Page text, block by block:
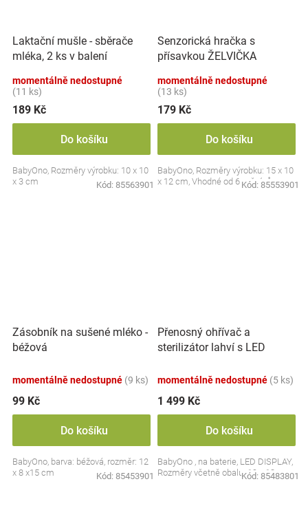
Laktační mušle - sběrače
mléka, 2 ks v balení
momentálně nedostupné
(11 ks)
189 Kč
Do košíku
BabyOno, Rozměry výrobku: 10 x 10
x 3 cm
Kód: 85563901
Senzorická hračka s
přísavkou ŽELVIČKA
momentálně nedostupné
(13 ks)
179 Kč
Do košíku
BabyOno, Rozměry výrobku: 15 x 10
x 12 cm, Vhodné od 6 měsíců
Kód: 85553901
Zásobník na sušené mléko -
béžová
momentálně nedostupné (9 ks)
99 Kč
Do košíku
BabyOno, barva: béžová, rozměr: 12
x 8 x15 cm
Kód: 85453901
Přenosný ohřívač a
sterilizátor lahví s LED
momentálně nedostupné (5 ks)
1 499 Kč
Do košíku
BabyOno , na baterie, LED DISPLAY,
Rozměry včetně obalu: 19 x 13 cm.
Kód: 85483801